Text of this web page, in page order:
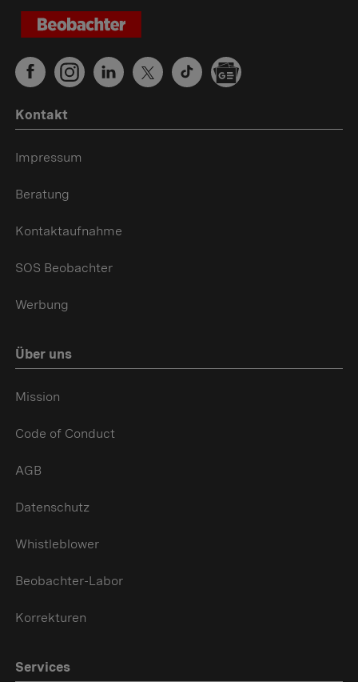
Kontakt
Impressum
Beratung
Kontaktaufnahme
SOS Beobachter
Werbung
Über uns
Mission
Code of Conduct
AGB
Datenschutz
Whistleblower
Beobachter-Labor
Korrekturen
Services